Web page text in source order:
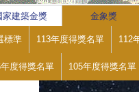
家建築金獎 金象獎
標準 113年度得獎名單 112
度得獎名單 105年度得獎名單